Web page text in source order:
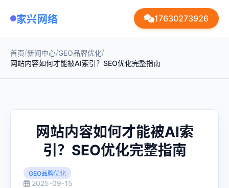
家兴网络 17630273926
首页/新闻中心/GEO品牌优化/
网站内容如何才能被AI索引？SEO优化完整指南
网站内容如何才能被AI索
引？SEO优化完整指南
GEO品牌优化
2025-09-15